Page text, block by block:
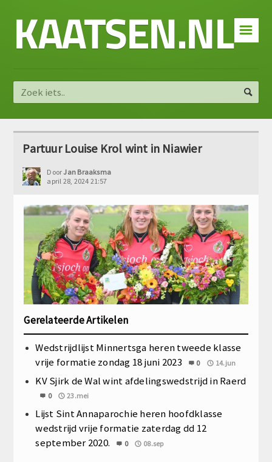
☰
KAATSEN.NL
Partuur Louise Krol wint in Niawier
DoorJan Braaksma
april 28, 2024 21:57
Gerelateerde Artikelen
Wedstrijdlijst Minnertsga heren tweede klasse
vrije formatie zondag 18 juni 2023
0 14.jun
KV Sjirk de Wal wint afdelingswedstrijd in Raerd
0 23.mei
Lijst Sint Annaparochie heren hoofdklasse
wedstrijd vrije formatie zaterdag dd 12
september 2020.
0 08.sep